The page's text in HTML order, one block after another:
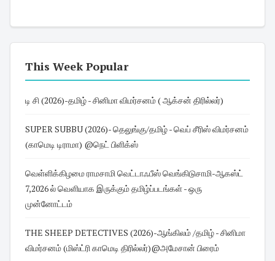
This Week Popular
டி சி (2026)-தமிழ் - சினிமா விமர்சனம் ( ஆக்சன் திரில்லர்)
SUPER SUBBU (2026)- தெலுங்கு/தமிழ் - வெப் சீரிஸ் விமர்சனம்
(காமெடி டிராமா) @நெட் பிளிக்ஸ்
வெள்ளிக்கிழமை ராமசாமி வெட்டாஃபீஸ் வெங்கிடுசாமி-ஆகஸ்ட்
7,2026 ல் வெளியாக இருக்கும் தமிழ்ப்படங்கள் - ஒரு
முன்னோட்டம்
THE SHEEP DETECTIVES (2026)-ஆங்கிலம் /தமிழ் - சினிமா
விமர்சனம் (மிஸ்ட்ரி காமெடி திரில்லர்)@அமேசான் பிரைம்